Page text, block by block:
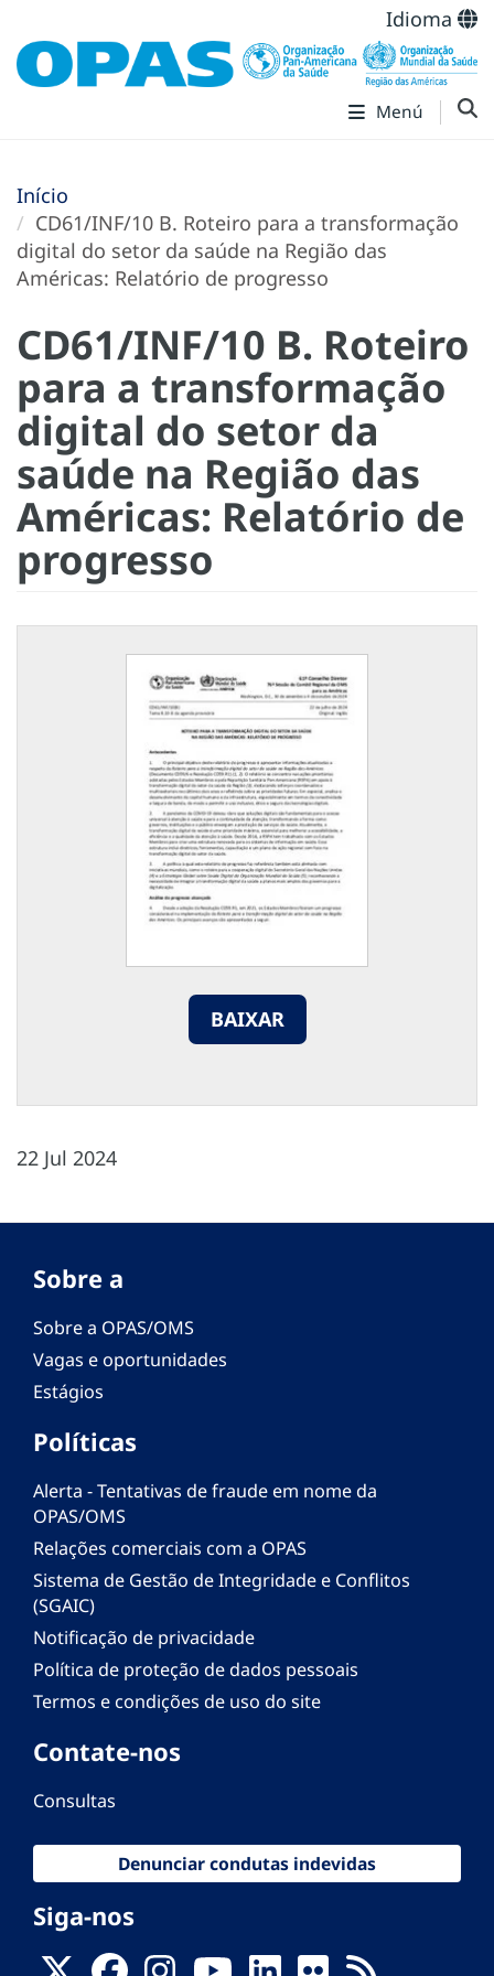
Idioma
Menú
Início
CD61/INF/10 B. Roteiro para a transformação
digital do setor da saúde na Região das
Américas: Relatório de progresso
CD61/INF/10 B. Roteiro
para a transformação
digital do setor da
saúde na Região das
Américas: Relatório de
progresso
BAIXAR
22 Jul 2024
Sobre a
Sobre a OPAS/OMS
Vagas e oportunidades
Estágios
Políticas
Alerta - Tentativas de fraude em nome da
OPAS/OMS
Relações comerciais com a OPAS
Sistema de Gestão de Integridade e Conflitos
(SGAIC)
Notificação de privacidade
Política de proteção de dados pessoais
Termos e condições de uso do site
Contate-nos
Consultas
Denunciar condutas indevidas
Siga-nos